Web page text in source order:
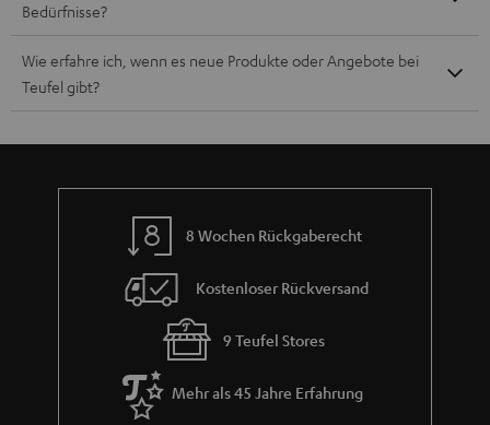
Bedürfnisse?
Wie erfahre ich, wenn es neue Produkte oder Angebote bei
Teufel gibt?
8 Wochen Rückgaberecht
Kostenloser Rückversand
9 Teufel Stores
Mehr als 45 Jahre Erfahrung